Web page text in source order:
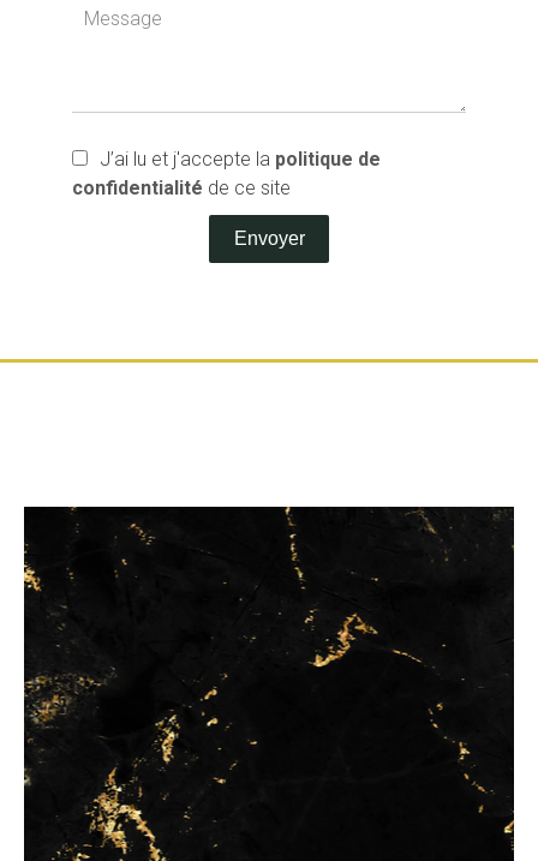
J’ai lu et j'accepte la politique de
confidentialité de ce site
Envoyer